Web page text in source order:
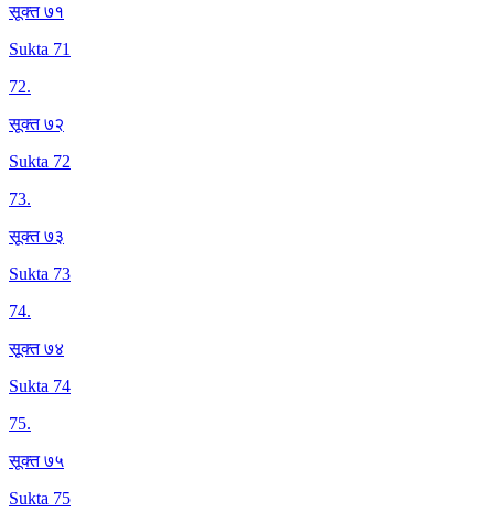
सूक्त ७१
Sukta 71
72.
सूक्त ७२
Sukta 72
73.
सूक्त ७३
Sukta 73
74.
सूक्त ७४
Sukta 74
75.
सूक्त ७५
Sukta 75